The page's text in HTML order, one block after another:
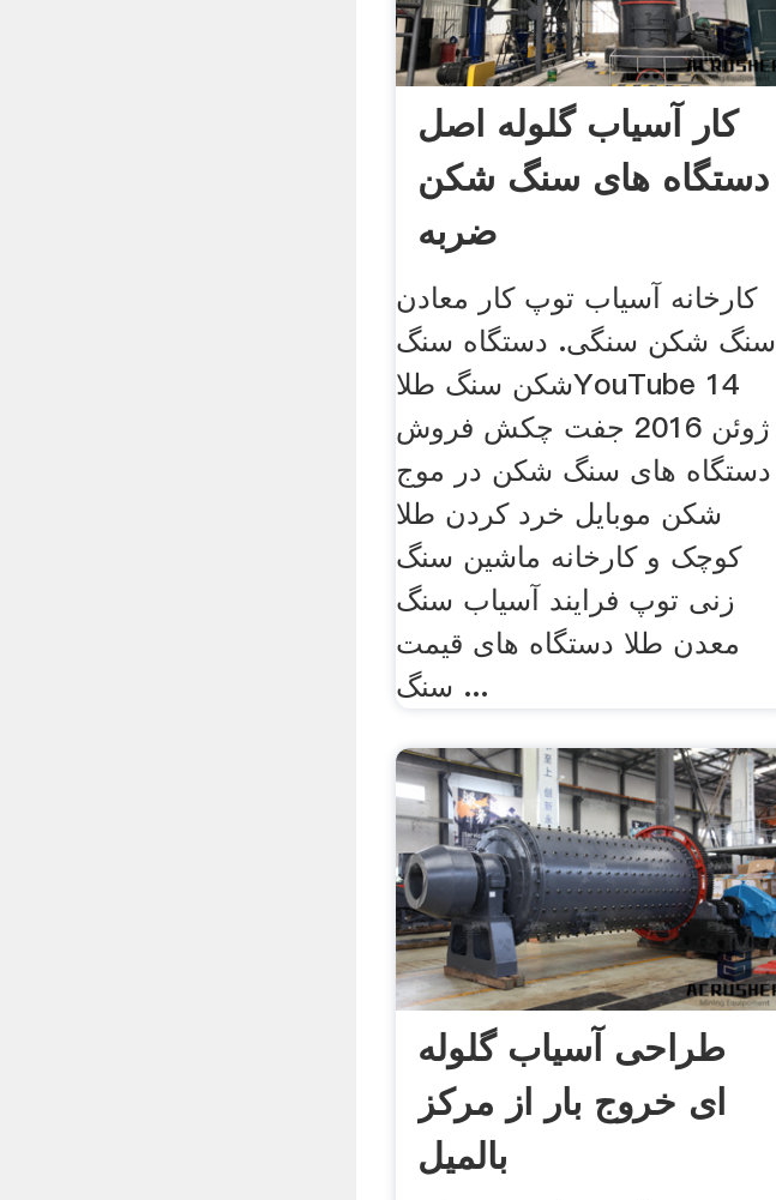
کار آسیاب گلوله اصل
دستگاه های سنگ شکن
ضربه
کارخانه آسیاب توپ کار معادن
سنگ شکن سنگی. دستگاه سنگ
شکن سنگ طلاYouTube 14
ژوئن 2016 جفت چکش فروش
دستگاه های سنگ شکن در موج
شکن موبایل خرد کردن طلا
کوچک و کارخانه ماشین سنگ
زنی توپ فرایند آسیاب سنگ
معدن طلا دستگاه های قیمت
سنگ ...
طراحی آسیاب گلوله
ای خروج بار از مرکز
بالمیل